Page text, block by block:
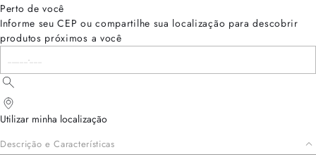
Perto de você
Informe seu CEP ou compartilhe sua localização para descobrir
produtos próximos a você
Utilizar minha localização
Descrição e Características